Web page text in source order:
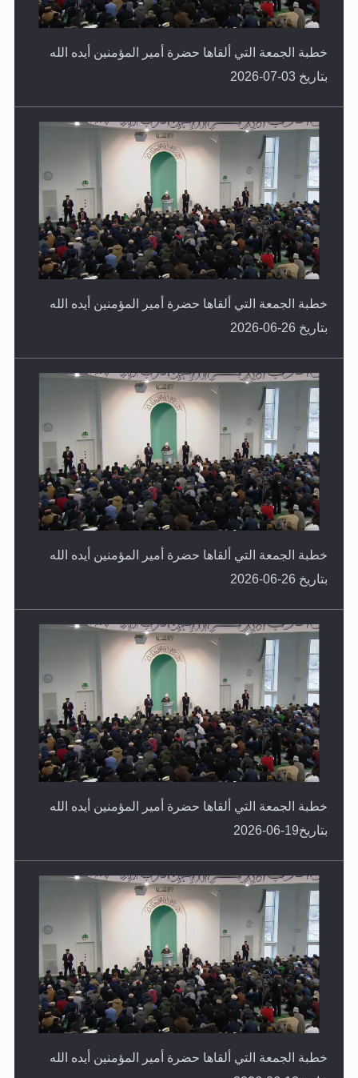
خطبة الجمعة التي ألقاها حضرة أمير المؤمنين أيده الله
خطبة الجمعة التي ألقاها حضرة أمير المؤمنين أيده الله
خطبة الجمعة التي ألقاها حضرة أمير المؤمنين أيده الله
خطبة الجمعة التي ألقاها حضرة أمير المؤمنين أيده الله
خطبة الجمعة التي ألقاها حضرة أمير المؤمنين أيده الله